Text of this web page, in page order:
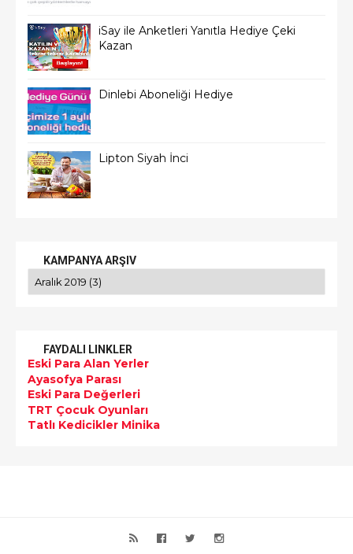
iSay ile Anketleri Yanıtla Hediye Çeki
Kazan
Dinlebi Aboneliği Hediye
Lipton Siyah İnci
KAMPANYA ARŞIV
FAYDALI LINKLER
Eski Para Alan Yerler
Ayasofya Parası
Eski Para Değerleri
TRT Çocuk Oyunları
Tatlı Kedicikler Minika